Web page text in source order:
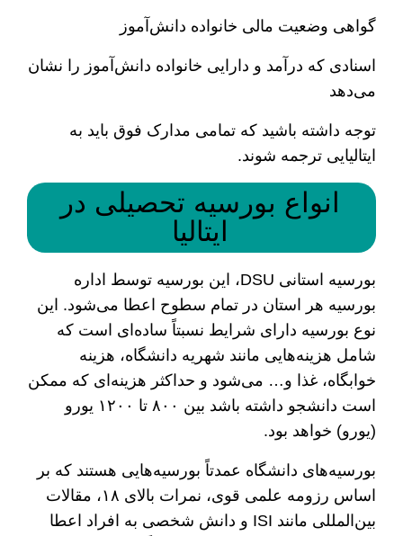
گواهی وضعیت مالی خانواده دانش‌آموز
اسنادی که درآمد و دارایی خانواده دانش‌آموز را نشان
می‌دهد
توجه داشته باشید که تمامی مدارک فوق باید به
ایتالیایی ترجمه شوند.
انواع بورسیه تحصیلی در
ایتالیا
بورسیه استانی DSU، این بورسیه توسط اداره
بورسیه هر استان در تمام سطوح اعطا می‌شود. این
نوع بورسیه دارای شرایط نسبتاً ساده‌ای است که
شامل هزینه‌هایی مانند شهریه دانشگاه، هزینه
خوابگاه، غذا و… می‌شود و حداکثر هزینه‌ای که ممکن
است دانشجو داشته باشد بین ۸۰۰ تا ۱۲۰۰ یورو
(یورو) خواهد بود.
بورسیه‌های دانشگاه عمدتاً بورسیه‌هایی هستند که بر
اساس رزومه علمی قوی، نمرات بالای ۱۸، مقالات
بین‌المللی مانند ISI و دانش شخصی به افراد اعطا